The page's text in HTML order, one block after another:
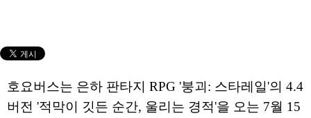
호요버스는 은하 판타지 RPG '붕괴: 스타레일'의 4.4
버전 '적막이 깃든 순간, 울리는 경적'을 오는 7월 15